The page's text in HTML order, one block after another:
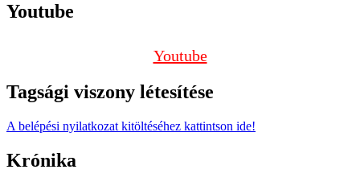
Youtube
Youtube
Tagsági viszony létesítése
A belépési nyilatkozat kitöltéséhez kattintson ide!
Krónika